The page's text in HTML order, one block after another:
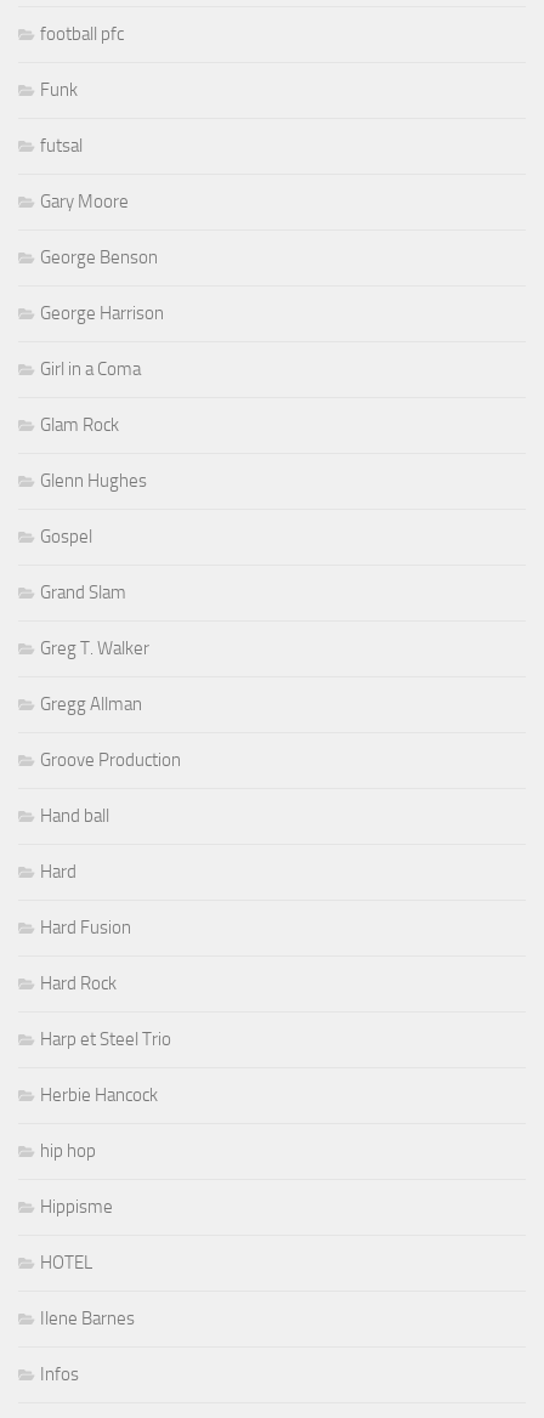
football pfc
Funk
futsal
Gary Moore
George Benson
George Harrison
Girl in a Coma
Glam Rock
Glenn Hughes
Gospel
Grand Slam
Greg T. Walker
Gregg Allman
Groove Production
Hand ball
Hard
Hard Fusion
Hard Rock
Harp et Steel Trio
Herbie Hancock
hip hop
Hippisme
HOTEL
Ilene Barnes
Infos